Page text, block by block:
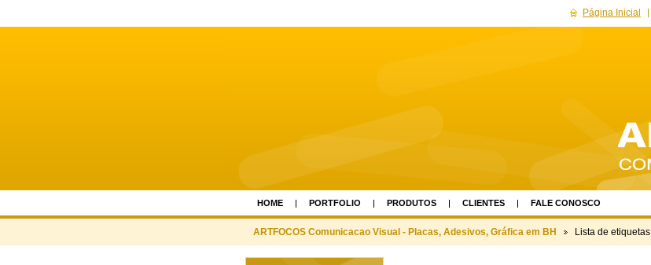
HOME PORTFOLIO PRODUTOS CLIENTES FALE CONOSCO
ARTFOCOS Comunicacao Visual - Placas, Adesivos, Gráfica em BH Lista de etiquetas
Página Inicial